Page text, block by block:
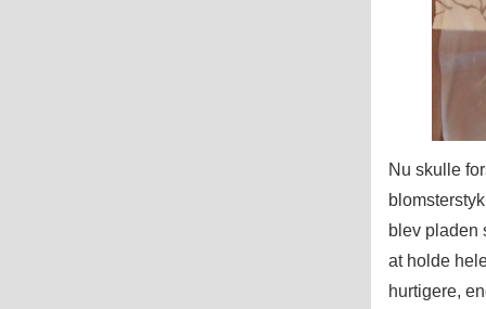
Nu skulle
blev pladen
at holde
hurtigere,